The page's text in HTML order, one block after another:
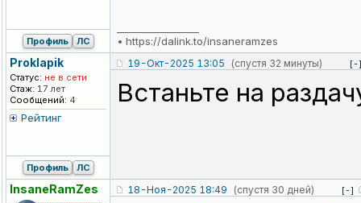
• https://dalink.to/insaneramzes
Профиль ЛС
Proklapik
Статус: не в сети
Стаж: 17 лет
Сообщений: 4
Рейтинг
19-Окт-2025 13:05 (спустя 32 минуты) [-
Встаньте на
Профиль ЛС
InsaneRamZes 18-Ноя-2025 18:49 (спустя 30 дней) [-]